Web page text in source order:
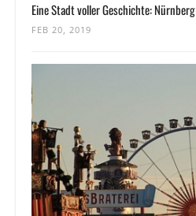
Eine Stadt voller Geschichte: Nürnberg
FEB 20, 2019